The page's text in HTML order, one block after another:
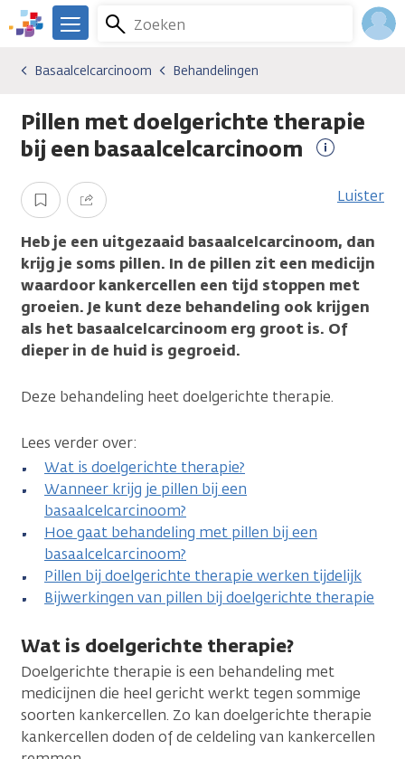
Overslaan
en
gaan
We
er
je.
Kanker.nl
Zoeken
Menu
Kankersoorten
Basaalcelcarcinoom
Behandelingen
Basaalcelcarcinoom Behandelingen
Pillen met doelgerichte therapie
bij een basaalcelcarcinoom
informatie
Opslaan Delen Luister
Heb je een uitgezaaid basaalcelcarcinoom, dan
krijg je soms pillen. In de pillen zit een medicijn
waardoor kankercellen een tijd stoppen met
groeien. Je kunt deze behandeling ook krijgen
als het basaalcelcarcinoom erg groot is. Of
dieper in de huid is gegroeid.
Deze behandeling heet doelgerichte therapie.
Lees verder over:
Wat is doelgerichte therapie?
Wanneer krijg je pillen bij een
basaalcelcarcinoom?
Hoe gaat behandeling met pillen bij een
basaalcelcarcinoom?
Pillen bij doelgerichte therapie werken tijdelijk
Bijwerkingen van pillen bij doelgerichte therapie
Wat is doelgerichte therapie?
Doelgerichte therapie is een behandeling met
medicijnen die heel gericht werkt tegen sommige
soorten kankercellen. Zo kan doelgerichte therapie
kankercellen doden of de celdeling van kankercellen